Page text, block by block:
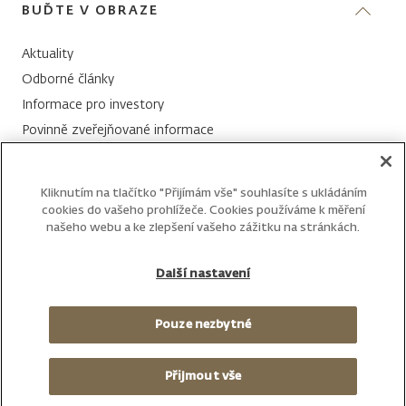
Historie kurzů CSV
J&T Banka
Středa 13:00 - 16:00
+420 800 149 172
info@jtis.cz
Všechny kontakty
BUĎTE V OBRAZE
Aktuality
Odborné články
Informace pro investory
Povinně zveřejňované informace
Váš email
OCHRANA SOUKROMÍ
COPYRIGHT 2026 J&T INVESTIČNÍ SPOLEČNOST, a.s.
Kliknutím na tlačítko "Přijímám vše" souhlasíte s ukládáním
cookies do vašeho prohlížeče. Cookies používáme k měření
našeho webu a ke zlepšení vašeho zážitku na stránkách.
Další nastavení
Pouze nezbytné
Přijmout vše